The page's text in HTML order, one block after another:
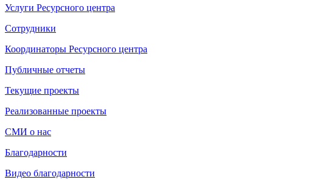
Услуги Ресурсного центра
Сотрудники
Координаторы Ресурсного центра
Публичные отчеты
Текущие проекты
Реализованные проекты
СМИ о нас
Благодарности
Видео благодарности